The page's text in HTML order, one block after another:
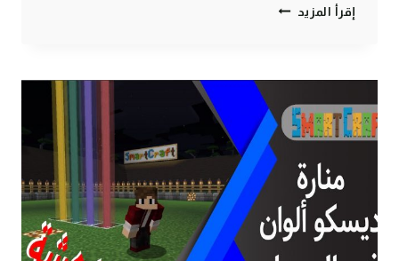
إقرأ المزيد حرب
جديدة
لأول
مرة
على
القناة
ماين
كرافت
#SMARTCRAFT